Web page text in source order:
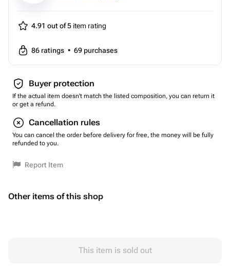
4.91 out of 5 item rating
86 ratings • 69 purchases
Buyer protection
If the actual item doesn't match the listed composition, you can return it
or get a refund.
Cancellation rules
You can cancel the order before delivery for free, the money will be fully
refunded to you.
Report Item
Other items of this shop
This item is sold out